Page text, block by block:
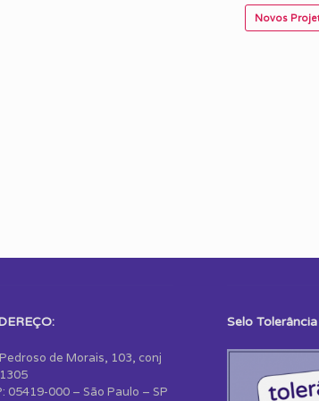
Novos
de Morais, 103, conj
05419-000 – São Paulo – SP
Selo